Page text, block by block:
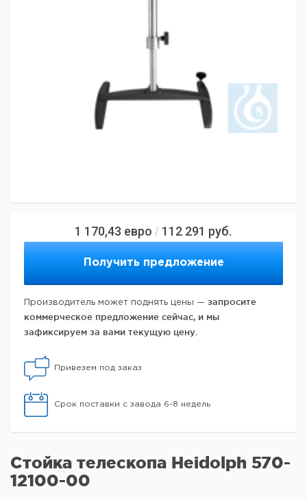
1 170,43 евро / 112 291 руб.
Получить предложение
Производитель может поднять цены — запросите
коммерческое предложение сейчас, и мы
зафиксируем за вами текущую цену.
Привезем под заказ
Срок поставки с завода 6-8 недель
Стойка телескопа Heidolph 570-
12100-00